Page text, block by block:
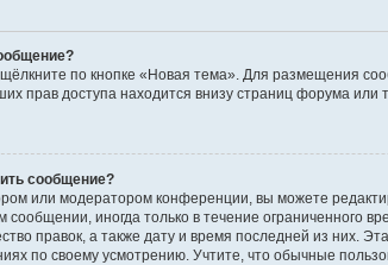
по кнопке «Новая тема». Для размещения
прав доступа находится внизу страниц форума
сообщение?
или модератором конференции, вы можете
сообщении, иногда только в течение ограниченного
правок, а также дату и время последней из них.
по своему усмотрению. Учтите, что обычные